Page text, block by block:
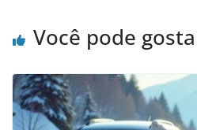
Você pode